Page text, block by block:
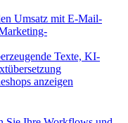
Umsatz mit E-Mail-
Texte, KI-
anzeigen